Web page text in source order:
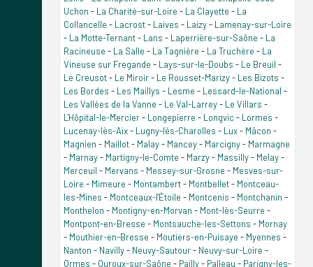
Uchon - La Charité-sur-Loire - La Clayette - La
Collancelle - Lacrost- Laives - Laizy- Lamenay-sur-Loire
- La Motte-Ternant- Lans - Laperrière-sur-Saône - La
Racineuse - La Salle - La Tagnière - La Truchère - La
Vineuse sur Fregande - Lays-sur-le-Doubs - Le Breuil -
Le Creusot- Le Miroir- Le Rousset-Marizy- Les Bizots -
Les Bordes - Les Maillys - Lesme - Lessard-le-National -
Les Vallées de la Vanne - Le Val-Larrey- Le Villars -
L'Hôpital-le-Mercier- Longepierre - Longvic - Lormes -
Lucenay-lès-Aix- Lugny-lès-Charolles - Lux- Mâcon -
Magnien - Maillot- Malay- Mancey- Marcigny- Marmagne
- Marnay- Martigny-le-Comte - Marzy- Massilly- Melay-
Merceuil - Mervans - Messey-sur-Grosne - Mesves-sur-
Loire - Mimeure - Montambert- Montbellet- Montceau-
les-Mines - Montceaux-l'Étoile - Montcenis - Montchanin -
Monthelon - Montigny-en-Morvan - Mont-lès-Seurre -
Montpont-en-Bresse - Montsauche-les-Settons - Mornay
- Mouthier-en-Bresse - Moutiers-en-Puisaye - Myennes -
Nanton - Navilly- Neuvy-Sautour- Neuvy-sur-Loire -
Ormes - Ouroux-sur-Saône - Pailly- Palleau - Parigny-les-